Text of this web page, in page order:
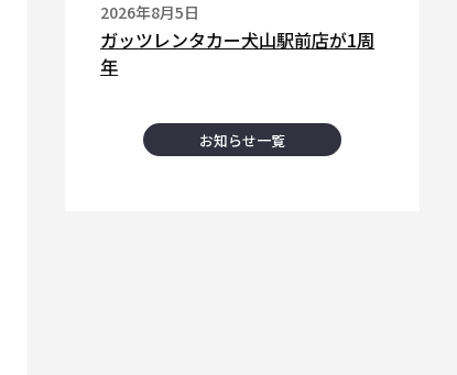
2026年8月5日
ガッツレンタカー犬山駅前店が1周
年
お知らせ一覧